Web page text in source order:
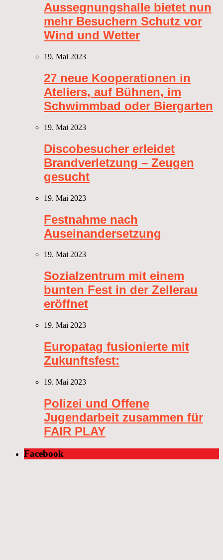
Aussegnungshalle bietet nun
mehr Besuchern Schutz vor
Wind und Wetter
19. Mai 2023
27 neue Kooperationen in
Ateliers, auf Bühnen, im
Schwimmbad oder Biergarten
19. Mai 2023
Discobesucher erleidet
Brandverletzung – Zeugen
gesucht
19. Mai 2023
Festnahme nach
Auseinandersetzung
19. Mai 2023
Sozialzentrum mit einem
bunten Fest in der Zellerau
eröffnet
19. Mai 2023
Europatag fusionierte mit
Zukunftsfest:
19. Mai 2023
Polizei und Offene
Jugendarbeit zusammen für
FAIR PLAY
Facebook